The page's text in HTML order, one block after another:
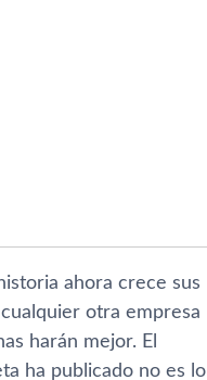
ahora crece sus
otra empresa
harán mejor. El
ha publicado no es lo